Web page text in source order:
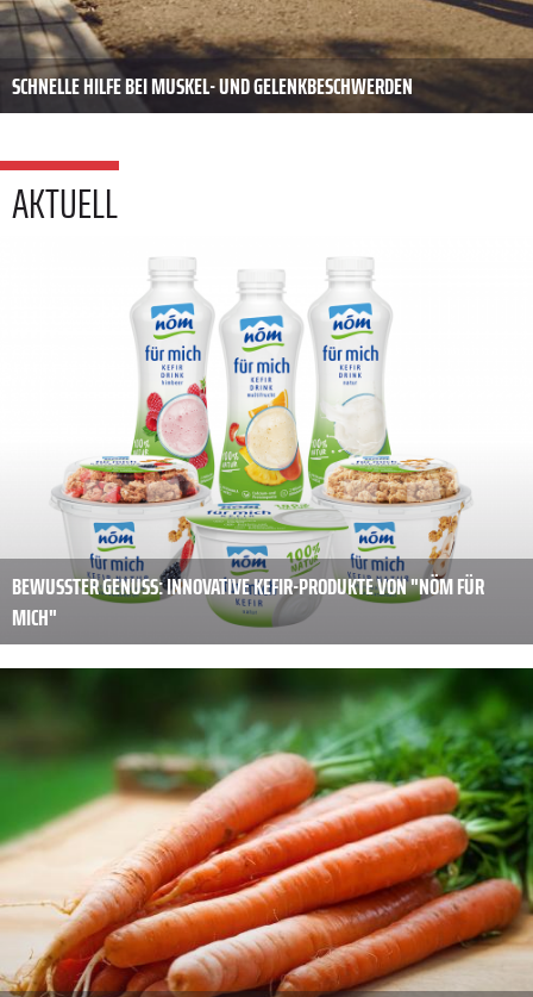
SCHNELLE HILFE BEI MUSKEL- UND GELENKBESCHWERDEN
AKTUELL
BEWUSSTER GENUSS: INNOVATIVE KEFIR-PRODUKTE VON "NÖM FÜR
MICH"